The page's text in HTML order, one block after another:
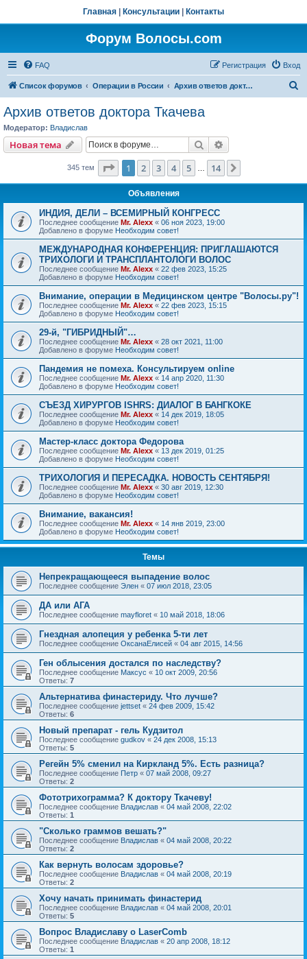
Главная Консультации Контакты
Форум Волосы.com
FAQ Вход
Регистрация
Список форумов Операции в России Архив ответов доктора Ткачева
Архив ответов доктора Ткачева
Модератор: Владислав
Новая тема Поиск
345 тем Страница из 14
1 2 3 4 5 14
Объявления
ИНДИЯ, ДЕЛИ – ВСЕМИРНЫЙ КОНГРЕСС
Последнее сообщение Mr. Alexx « 06 ноя 2023, 19:00
Добавлено в форуме Необходим совет!
МЕЖДУНАРОДНАЯ КОНФЕРЕНЦИЯ: ПРИГЛАШАЮТСЯ
ТРИХОЛОГИ И ТРАНСПЛАНТОЛОГИ ВОЛОС
Последнее сообщение Mr. Alexx « 22 фев 2023, 15:25
Добавлено в форуме Необходим совет!
Внимание, операции в Медицинском центре "Волосы.ру"!
Последнее сообщение Mr. Alexx « 22 фев 2023, 15:15
Добавлено в форуме Необходим совет!
29-й, "ГИБРИДНЫЙ"…
Последнее сообщение Mr. Alexx « 28 окт 2021, 11:00
Добавлено в форуме Необходим совет!
Пандемия не помеха. Консультируем online
Последнее сообщение Mr. Alexx « 14 апр 2020, 11:30
Добавлено в форуме Необходим совет!
СЪЕЗД ХИРУРГОВ ISHRS: ДИАЛОГ В БАНГКОКЕ
Последнее сообщение Mr. Alexx « 14 дек 2019, 18:05
Добавлено в форуме Необходим совет!
Мастер-класс доктора Федорова
Последнее сообщение Mr. Alexx « 13 дек 2019, 01:25
Добавлено в форуме Необходим совет!
ТРИХОЛОГИЯ И ПЕРЕСАДКА. НОВОСТЬ СЕНТЯБРЯ!
Последнее сообщение Mr. Alexx « 30 авг 2019, 12:30
Добавлено в форуме Необходим совет!
Внимание, вакансия!
Последнее сообщение Mr. Alexx « 14 янв 2019, 23:00
Добавлено в форуме Необходим совет!
Темы
Непрекращающееся выпадение волос
Последнее сообщение Элен « 07 июл 2018, 23:05
ДА или АГА
Последнее сообщение mayfloret « 10 май 2018, 18:06
Гнездная алопеция у ребенка 5-ти лет
Последнее сообщение ОксанаЕлисей « 04 авг 2015, 14:56
Ген облысения достался по наследству?
Последнее сообщение Максус « 10 окт 2009, 20:56
Ответы: 7
Альтернатива финастериду. Что лучше?
Последнее сообщение jettset « 24 фев 2009, 15:42
Ответы: 6
Новый препарат - гель Кудзитол
Последнее сообщение gudkov « 24 дек 2008, 15:13
Ответы: 5
Регейн 5% сменил на Киркланд 5%. Есть разница?
Последнее сообщение Петр « 07 май 2008, 09:27
Ответы: 2
Фототрихограмма? К доктору Ткачеву!
Последнее сообщение Владислав « 04 май 2008, 22:02
Ответы: 1
"Сколько граммов вешать?"
Последнее сообщение Владислав « 04 май 2008, 20:22
Ответы: 2
Как вернуть волосам здоровье?
Последнее сообщение Владислав « 04 май 2008, 20:19
Ответы: 2
Хочу начать принимать финастерид
Последнее сообщение Владислав « 04 май 2008, 20:01
Ответы: 5
Вопрос Владиславу о LaserComb
Последнее сообщение Владислав « 20 апр 2008, 18:12
Ответы: 1